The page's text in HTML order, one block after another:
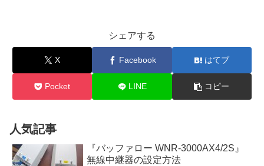
シェアする
X Facebook はてブ
Pocket LINE コピー
人気記事
『バッファロー WNR-3000AX4/2S』
無線中継器の設定方法